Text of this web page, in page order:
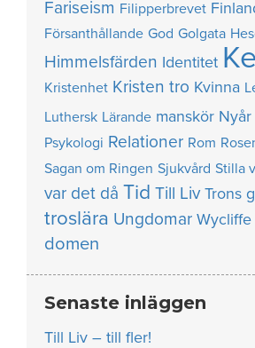
Fariseism Filipperbrevet
Försanthållande God Golgata
Himmelsfärden Identitet
Kristenhet Kristen tro Kvinna
Luthersk Lärande manskör Nyår
Psykologi Relationer Rom
Sagan om Ringen Sjukvård Stilla
var det då Tid Till Liv Trons
troslära Ungdomar Wycliffe
domen
Senaste inläggen
Till Liv – till fler!